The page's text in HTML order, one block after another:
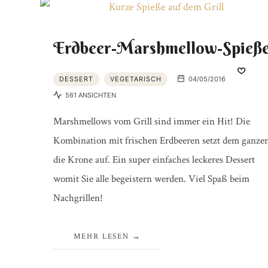
Erdbeer-Marshmellow-
DESSERT VEGETARISCH
04/05/2016
561 ANSICHTEN
Marshmellows vom Grill sind immer ein Hit! Die
Kombination mit frischen Erdbeeren setzt dem
die Krone auf. Ein super einfaches leckeres Dessert
womit Sie alle begeistern werden. Viel Spaß beim
Nachgrillen!
MEHR LESEN